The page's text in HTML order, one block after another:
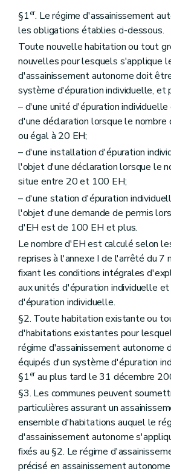
§1er. Le régime d'assainissement
les obligations établies ci-dessous.
Toute nouvelle habitation ou tout
nouvelles pour lesquels s'applique
d'assainissement autonome doit
système d'épuration individuelle, et
– d'une unité d'épuration
d'une déclaration lorsque le nombre
ou égal à 20 EH;
– d'une installation d'épuration
l'objet d'une déclaration lorsque le
situe entre 20 et 100 EH;
– d'une station d'épuration
l'objet d'une demande de permis
d'EH est de 100 EH et plus.
Le nombre d'EH est calculé selon
reprises à l'annexe I de l'arrêté du 7
fixant les conditions intégrales
aux unités d'épuration individuelle
d'épuration individuelle.
§2. Toute habitation existante ou
d'habitations existantes pour
régime d'assainissement autonome
équipés d'un système d'épuration
§1erau plus tard le 31 décembre
§3. Les communes peuvent
particulières assurant un
ensemble d'habitations auquel le
d'assainissement autonome
fixés au §2. Le régime
précisé en assainissement